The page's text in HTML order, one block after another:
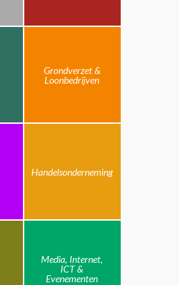
Grondverzet &
Loonbedrijven
Handelsonderneming
Media, Internet,
ICT &
Evenementen